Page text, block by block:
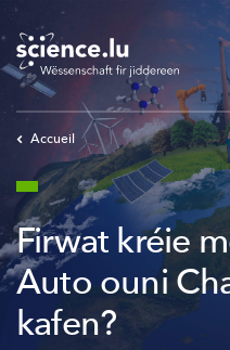
Skip
to
main
content
Accueil
Firwat kréie
Auto ouni
kafen?